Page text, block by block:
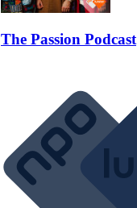
The Passion Podcast